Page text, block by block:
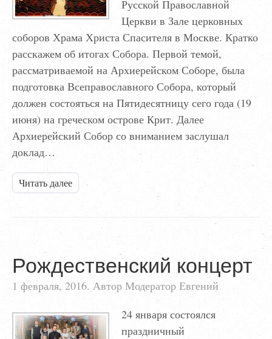
Русской Православной
Церкви в Зале церковных
соборов Храма Христа Спасителя в Москве. Кратко
расскажем об итогах Собора. Первой темой,
рассматриваемой на Архиерейском Соборе, была
подготовка Всеправославного Собора, который
должен состояться на Пятидесятницу сего года (19
июня) на греческом острове Крит. Далее
Архиерейский Собор со вниманием заслушал
доклад…
Читать далее
Рождественский концерт
1 февраля, 2016. Автор Модератор Евгений
24 января состоялся
праздничный